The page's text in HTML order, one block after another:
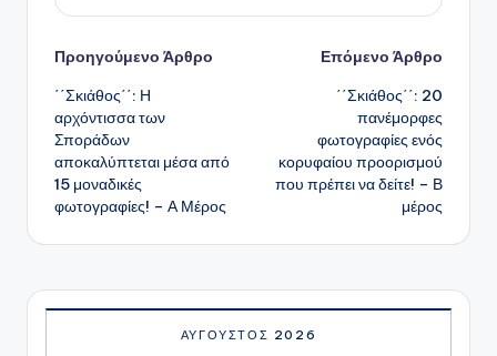
Πλοήγηση
δημοσιεύσεων
Προηγούμενο Άρθρο
΄΄Σκιάθος΄΄: Η
αρχόντισσα των
Σποράδων
αποκαλύπτεται μέσα από
15 μοναδικές
φωτογραφίες! – Α Μέρος
Επόμενο Άρθρο
΄΄Σκιάθος΄΄: 20
πανέμορφες
φωτογραφίες ενός
κορυφαίου προορισμού
που πρέπει να δείτε! – Β
μέρος
ΑΎΓΟΥΣΤΟΣ 2026